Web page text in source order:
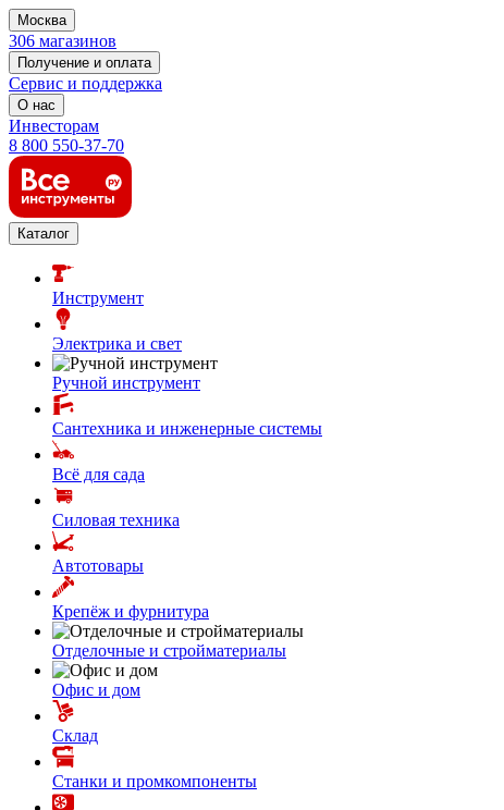
Москва
306 магазинов
Получение и оплата
Сервис и поддержка
О нас
Инвесторам
8 800 550-37-70
Каталог
Инструмент
Электрика и свет
Ручной инструмент
Сантехника и инженерные системы
Всё для сада
Силовая техника
Автотовары
Крепёж и фурнитура
Отделочные и стройматериалы
Офис и дом
Склад
Станки и промкомпоненты